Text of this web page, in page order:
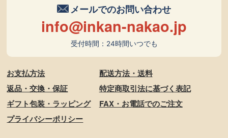
メールでのお問い合わせ
info@inkan-nakao.jp
受付時間：24時間いつでも
お支払方法
配送方法・送料
返品・交換・保証
特定商取引法に基づく表記
ギフト包装・ラッピング
FAX・お電話でのご注文
プライバシーポリシー